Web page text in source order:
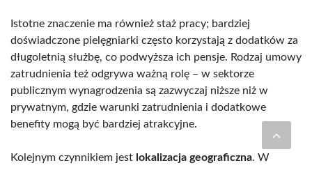
Istotne znaczenie ma również staż pracy; bardziej
doświadczone pielęgniarki często korzystają z dodatków za
długoletnią służbę, co podwyższa ich pensje. Rodzaj umowy
zatrudnienia też odgrywa ważną rolę – w sektorze
publicznym wynagrodzenia są zazwyczaj niższe niż w
prywatnym, gdzie warunki zatrudnienia i dodatkowe
benefity mogą być bardziej atrakcyjne.
Kolejnym czynnikiem jest lokalizacja geograficzna. W